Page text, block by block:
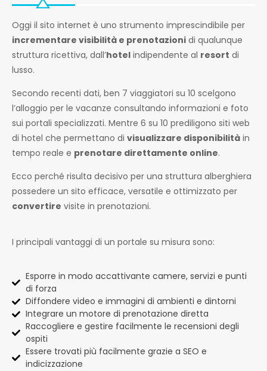
Oggi il sito internet è uno strumento imprescindibile per
incrementare visibilità e prenotazioni di qualunque
struttura ricettiva, dall’hotel indipendente al resort di
lusso.
Secondo recenti dati, ben 7 viaggiatori su 10 scelgono
l’alloggio per le vacanze consultando informazioni e foto
sui portali specializzati. Mentre 6 su 10 prediligono siti web
di hotel che permettano di visualizzare disponibilità in
tempo reale e prenotare direttamente online.
Ecco perché risulta decisivo per una struttura alberghiera
possedere un sito efficace, versatile e ottimizzato per
convertire visite in prenotazioni.
I principali vantaggi di un portale su misura sono:
Esporre in modo accattivante camere, servizi e punti
di forza
Diffondere video e immagini di ambienti e dintorni
Integrare un motore di prenotazione diretta
Raccogliere e gestire facilmente le recensioni degli
ospiti
Essere trovati più facilmente grazie a SEO e
indicizzazione